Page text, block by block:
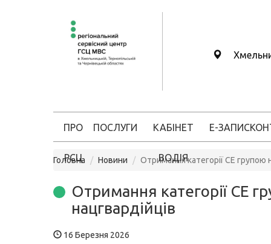
ПРО
РСЦ
ПОСЛУГИ КАБІНЕТ
ВОДІЯ
Е-ЗАПИС
Головна Новини Отримання категорії СЕ групою
Отримання категорії СЕ
нацгвардійців
16 Березня 2026